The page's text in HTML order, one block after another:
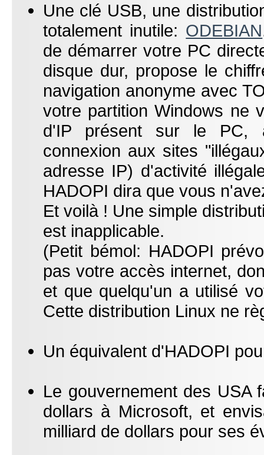
Une clé USB, une
totalement inutile: ODEBIAN
de démarrer votre PC
disque dur, propose le
navigation anonyme avec
votre partition Windows ne
d'IP présent sur le PC,
connexion aux sites
adresse IP) d'activité
HADOPI dira que vous
Et voilà ! Une simple
est inapplicable.
(Petit bémol: HADOPI
pas votre accès internet,
et que quelqu'un a utilisé
Cette distribution Linux ne
Un équivalent d'HADOPI
Le gouvernement des USA
dollars à Microsoft, et
milliard de dollars pour ses